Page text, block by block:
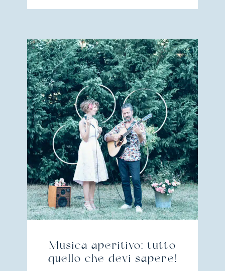
Musica aperitivo: tutto
quello che devi sapere!